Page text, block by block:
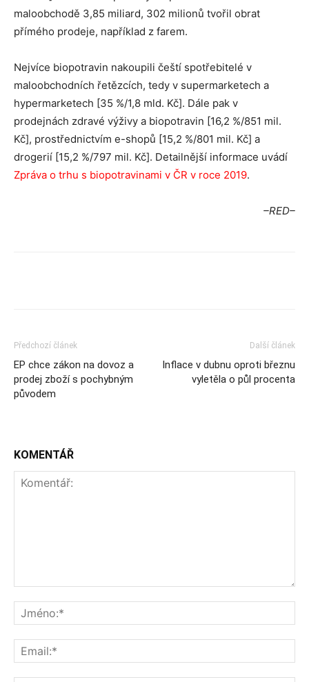
maloobchodě 3,85 miliard, 302 milionů tvořil obrat
přímého prodeje, například z farem.
Nejvíce biopotravin nakoupili čeští spotřebitelé v
maloobchodních řetězcích, tedy v supermarketech a
hypermarketech [35 %/1,8 mld. Kč]. Dále pak v
prodejnách zdravé výživy a biopotravin [16,2 %/851 mil.
Kč], prostřednictvím e-shopů [15,2 %/801 mil. Kč] a
drogerií [15,2 %/797 mil. Kč]. Detailnější informace uvádí
Zpráva o trhu s biopotravinami v ČR v roce 2019.
–RED–
Předchozí článek
EP chce zákon na dovoz a
prodej zboží s pochybným
původem
Další článek
Inflace v dubnu oproti březnu
vyletěla o půl procenta
KOMENTÁŘ